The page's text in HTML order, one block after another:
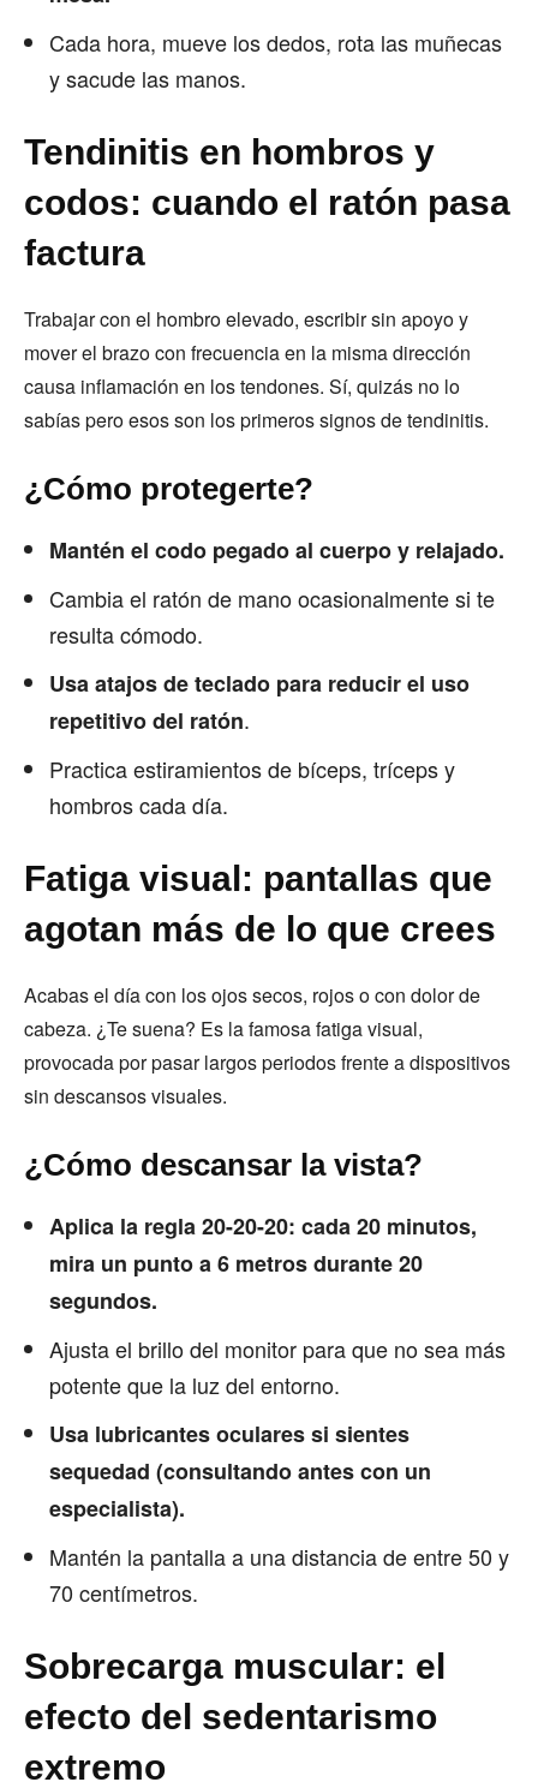
Cada hora, mueve los dedos, rota las muñecas
y sacude las manos.
Tendinitis en hombros y
codos: cuando el ratón pasa
factura
Trabajar con el hombro elevado, escribir sin apoyo y
mover el brazo con frecuencia en la misma dirección
causa inflamación en los tendones. Sí, quizás no lo
sabías pero esos son los primeros signos de tendinitis.
¿Cómo protegerte?
Mantén el codo pegado al cuerpo y relajado.
Cambia el ratón de mano ocasionalmente si te
resulta cómodo.
Usa atajos de teclado para reducir el uso
repetitivo del ratón.
Practica estiramientos de bíceps, tríceps y
hombros cada día.
Fatiga visual: pantallas que
agotan más de lo que crees
Acabas el día con los ojos secos, rojos o con dolor de
cabeza. ¿Te suena? Es la famosa fatiga visual,
provocada por pasar largos periodos frente a dispositivos
sin descansos visuales.
¿Cómo descansar la vista?
Aplica la regla 20-20-20: cada 20 minutos,
mira un punto a 6 metros durante 20
segundos.
Ajusta el brillo del monitor para que no sea más
potente que la luz del entorno.
Usa lubricantes oculares si sientes
sequedad (consultando antes con un
especialista).
Mantén la pantalla a una distancia de entre 50 y
70 centímetros.
Sobrecarga muscular: el
efecto del sedentarismo
extremo